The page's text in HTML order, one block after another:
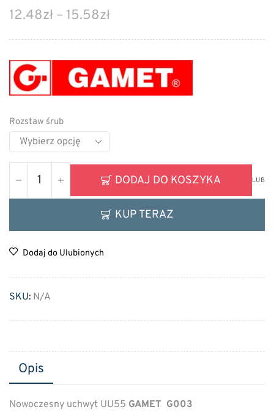
12.48zł – 15.58zł
Rozstaw śrub
DODAJ DO KOSZYKA LUB
KUP TERAZ
Dodaj do Ulubionych
SKU: N/A
Opis
Nowoczesny uchwyt UU55 GAMET G003